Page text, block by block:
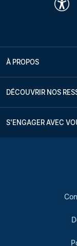
À PROPOS
DÉCOUVRIR NOS
S'ENGAGER AVEC